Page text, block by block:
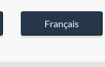
Français